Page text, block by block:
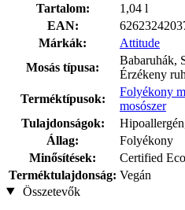
Tartalom:
1,04 l
EAN:
Márkák:
Attitude
Mosás típusa:
Babaruhák,
Érzékeny
Terméktípusok:
Folyékony
mosószer
Tulajdonságok:
Állag:
Folyékony
Minősítések:
Certified
Terméktulajdonság: Vegán
Összetevők